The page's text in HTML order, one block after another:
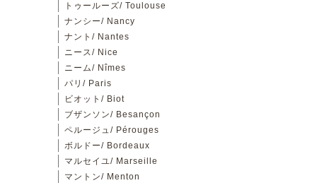
トゥールーズ/ Toulouse
ナンシー/ Nancy
ナント/ Nantes
ニース/ Nice
ニーム/ Nîmes
パリ/ Paris
ビオット/ Biot
ブザンソン/ Besançon
ペルージュ/ Pérouges
ボルドー/ Bordeaux
マルセイユ/ Marseille
マントン/ Menton